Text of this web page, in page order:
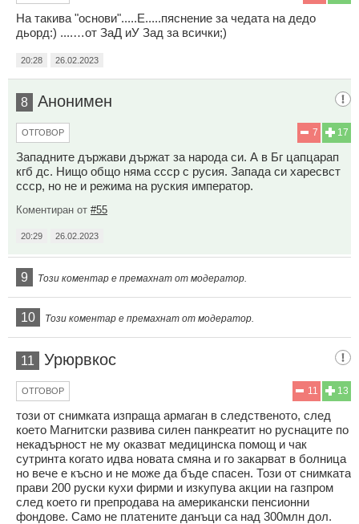
На такива "основи".....Е.....пяснение за чедата на дедо
дьорд:) ....…от ЗаД иУ Зад за всички;)
20:28 26.02.2023
8 Анонимен
17
7
ОТГОВОР
Западните държави държат за народа си. А в Бг цапцарап
кгб дс. Нищо общо няма ссср с русия. Запада си харесвст
ссср, но не и режима на руския император.
Коментиран от #55
20:29 26.02.2023
9 Този коментар е премахнат от модератор.
10 Този коментар е премахнат от модератор.
11 Урюрвкос
13
11
ОТГОВОР
този от снимката изпраща армаган в следственото, след
което Магнитски развива силен панкреатит но руснаците по
некадърност не му оказват медицинска помощ и чак
сутринта когато идва новата смяна и го закарват в болница
но вече е късно и не може да бъде спасен. Този от снимката
прави 200 руски кухи фирми и изкупува акции на газпром
след което ги препродава на американски пенсионни
фондове. Само не платените данъци са над 300млн дол.